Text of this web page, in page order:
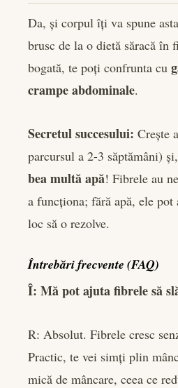
Da, și corpul îți va spune
brusc de la o dietă săracă în
bogată, te poți confrunta cu
crampe abdominale.
Secretul succesului: Crește
parcursul a 2-3 săptămâni)
bea multă apă! Fibrele au
a funcționa; fără apă, ele
loc să o rezolve.
Întrebări frecvente (FAQ)
Î: Mă pot ajuta fibrele să
R: Absolut. Fibrele cresc
Practic, te vei simți plin
mică de mâncare, ceea ce